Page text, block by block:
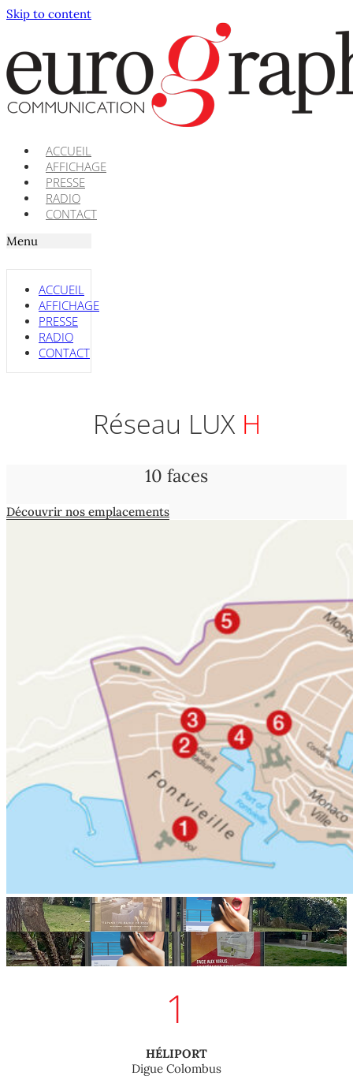
Skip to content
ACCUEIL
AFFICHAGE
PRESSE
RADIO
CONTACT
Menu
ACCUEIL
AFFICHAGE
PRESSE
RADIO
CONTACT
Réseau LUX H
10 faces
Découvrir nos emplacements
1
9
1
HÉLIPORT
Digue Colombus